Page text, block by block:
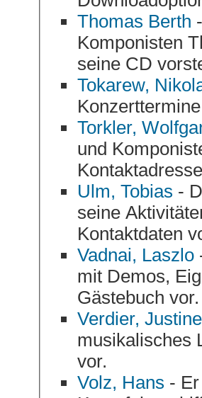
Thomas Berth
Komponisten Thomas Berth, der seinen Werdegang und
seine CD
Tokarew,
Torkler,
und
Ulm, Tobias -
seine
Kontaktdaten
Vadnai, Laszlo
mit Demos,
Gästebuch vor.
Verdier, Justine
musikalisches
vor.
Volz, Hans -